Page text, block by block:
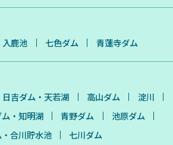
入鹿池 七色ダム 青蓮寺ダム
日吉ダム・天若湖 高山ダム
淀川
・知明湖 青野ダム
池原ダム
合川貯水池 七川ダム